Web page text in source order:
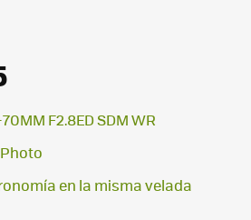
F2.8ED SDM WR
en la misma velada